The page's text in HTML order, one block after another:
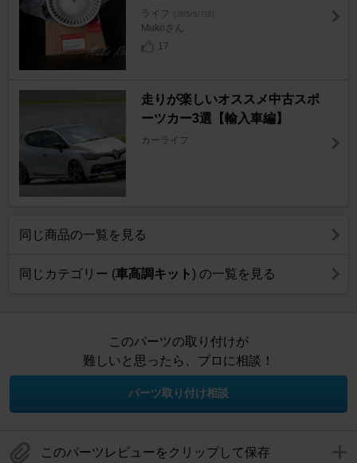
ライフ [JB5/6/7/8]
Mukoさん
17
走りが楽しいオススメ中古スポ
ーツカー3選【輸入車編】
カーライフ
同じ商品の一覧を見る
同じカテゴリー (車高調キット) の一覧を見る
このパーツの取り付けが
難しいと思ったら、プロに相談！
パーツ取り付け相談
このパーツレビューをクリップして保存